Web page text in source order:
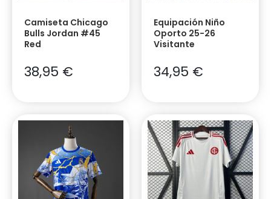
Camiseta Chicago
Bulls Jordan #45
Red
38,95 €
Equipación Niño
Oporto 25-26
Visitante
34,95 €